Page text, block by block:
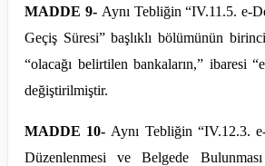
MADDE 9-Aynı Tebliğin “IV.11.5. e-
Geçiş Süresi” başlıklı bölümünün
“olacağı belirtilen bankaların,” ibaresi
değiştirilmiştir.
MADDE 10- Aynı Tebliğin “IV.12.3.
Düzenlenmesi ve Belgede